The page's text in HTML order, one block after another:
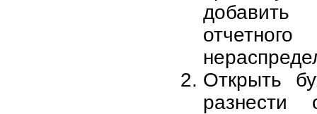
Открыть
разнести